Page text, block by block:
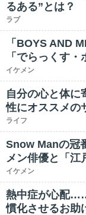
るある”とは？
ラブ
「BOYS AND
「でらっくす
イケメン
自分の心と体に
性にオススメの
ライフ
Snow Manの冠
メン俳優と「江
イケメン
熱中症が心配
慣化させるお助